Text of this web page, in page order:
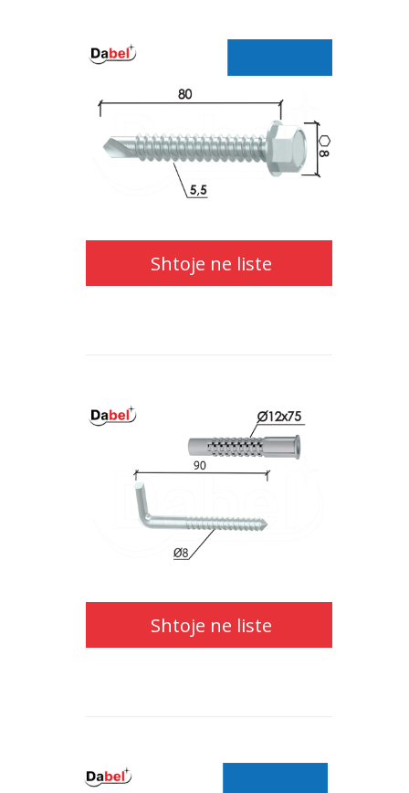
Shtoje
liste
Shtoje ne liste
Shtoje
liste
Shtoje ne liste